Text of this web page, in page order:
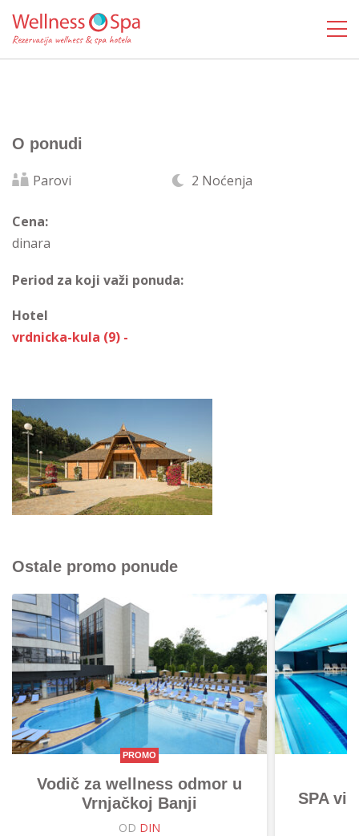
O ponudi
Parovi 2 Noćenja
Cena:
dinara
Period za koji važi ponuda:
Hotel
vrdnicka-kula (9) -
Ostale promo ponude
PROMO
Vodič za wellness odmor u
Vrnjačkoj Banji
OD DIN
SPA